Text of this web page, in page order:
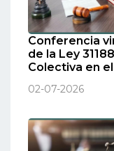
Conferencia
de la Ley
Colectiva en
02-07-2026